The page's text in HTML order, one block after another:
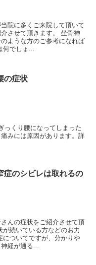
院に多くご来院して頂いて
させて頂きます。 坐骨神
ような方のご参考になれば
何でしょ...
の症状
っくり腰になってしまった
みには原因があります。詳
症のシビレは取れるの
んの症状をご紹介させて頂
続いている方などのお力
についてですが、分かりや
経が通る...